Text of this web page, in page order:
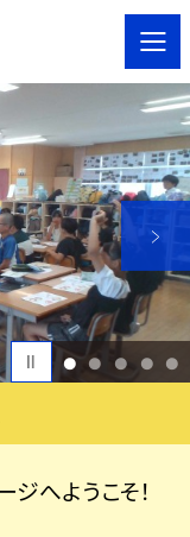
1 2 3 4 5
へようこそ！